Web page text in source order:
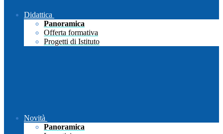
Didattica
Panoramica
Offerta formativa
Progetti di Istituto
Novità
Panoramica